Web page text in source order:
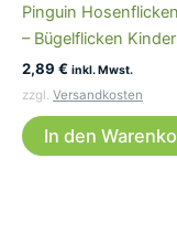
Pinguin
– Bügelflicken
2,89 € inkl. Mwst.
zzgl. Versandkosten
In den